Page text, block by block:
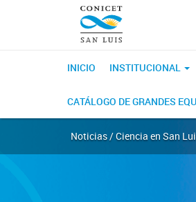
INICIO INSTITUCIONAL
CATÁLOGO DE GRANDES
Noticias / Ciencia en San